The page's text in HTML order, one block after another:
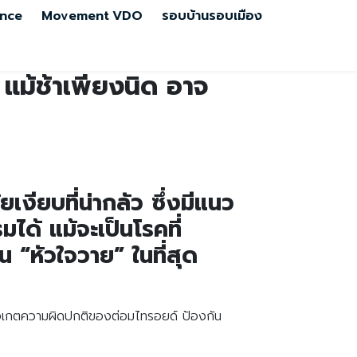
MovementVDO รอบบ้านรอบเมือง
ม้ช้าเพียงนิด อาจ
เงียบที่น่ากลัว ซึ่งมีแนว
ด้ แม้จะเป็นโรคที่
“หัวใจวาย” ในที่สุด
กตความผิดปกติของต่อมไทรอยด์ ป้องกัน